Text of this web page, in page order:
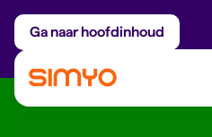
Ga naar hoofdinhoud
Maandelijks aanpasbaar